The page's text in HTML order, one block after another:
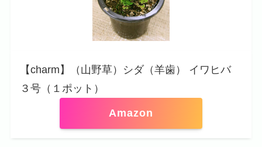
【charm】（山野草）シダ（羊歯） イワヒバ
３号（１ポット）
Amazon